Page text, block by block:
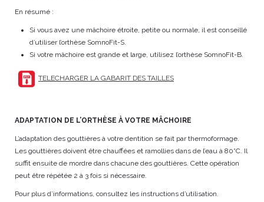
En résumé :
Si vous avez une mâchoire étroite, petite ou normale, il est conseillé
d’utiliser l’orthèse SomnoFit-S.
Si votre mâchoire est grande et large, utilisez l’orthèse SomnoFit-B.
TELECHARGER LA GABARIT DES TAILLES
ADAPTATION DE L’ORTHÈSE À VOTRE MÂCHOIRE
L’adaptation des gouttières à votre dentition se fait par thermoformage.
Les gouttières doivent être chauffées et ramollies dans de l’eau à 80°C. Il
suffit ensuite de mordre dans chacune des gouttières. Cette opération
peut être répétée 2 à 3 fois si nécessaire.
Pour plus d’informations, consultez les instructions d’utilisation.